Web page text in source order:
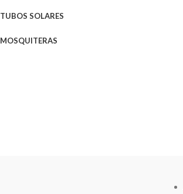
TUBOS SOLARES
MOSQUITERAS